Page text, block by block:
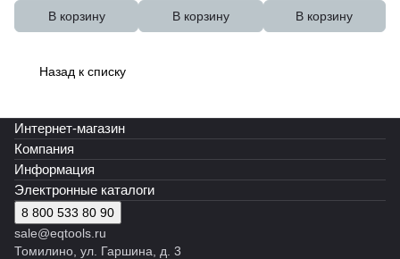
ЭквивалентВ корзину
ЭквивалентВ корзину В корзину
Назад к списку
Интернет-магазин
Компания
Информация
Электронные каталоги
8 800 533 80 90
sale@eqtools.ru
Томилино, ул. Гаршина, д. 3